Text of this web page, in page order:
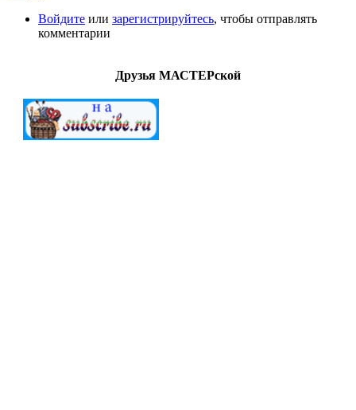
Войдите или зарегистрируйтесь, чтобы отправлять
комментарии
Друзья МАСТЕРской